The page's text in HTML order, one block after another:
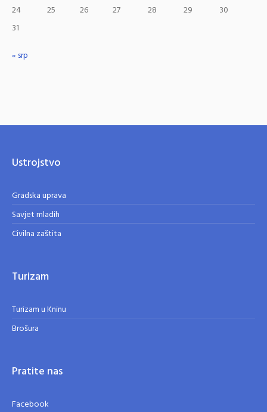
24
25 26 27 28 29
30
31
« srp
Ustrojstvo
Gradska uprava
Savjet mladih
Civilna zaštita
Turizam
Turizam u Kninu
Brošura
Pratite nas
Facebook